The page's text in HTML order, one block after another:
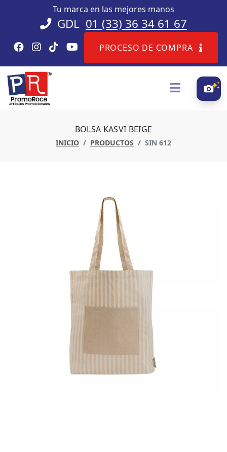
Tu marca en las mejores manos
GDL 01 (33) 36 34 61 67
PROCESO DE COMPRA
BOLSA KASVI BEIGE
INICIO PRODUCTOS SIN 612